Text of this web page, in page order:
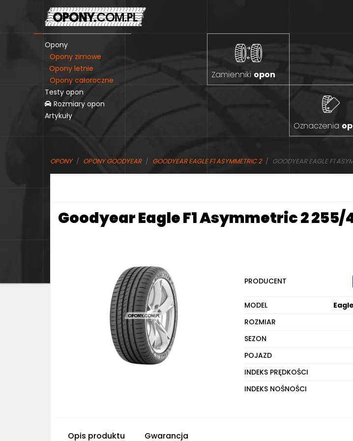
Opony
Opony zimowe
Opony letnie
Opony całoroczne
Testy opon
Rozmiary opon
Artykuły
Zamienniki opon
Oznaczenia
OPONY OPONY GOODYEAR GOODYEAR EAGLE F1 ASYMMETRIC 2 GOODYEAR EAGLE F1
Goodyear Eagle F1 Asymmetric 2 255/
PRODUCENT
MODEL
ROZMIAR
SEZON
POJAZD
INDEKS PRĘDKOŚCI
INDEKS NOŚNOŚCI
Opis produktu Gwarancja